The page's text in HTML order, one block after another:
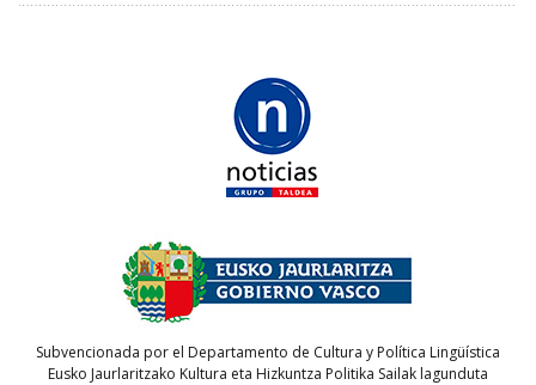
Subvencionada por el Departamento de Cultura y Política Lingüística
Eusko Jaurlaritzako Kultura eta Hizkuntza Politika Sailak lagunduta